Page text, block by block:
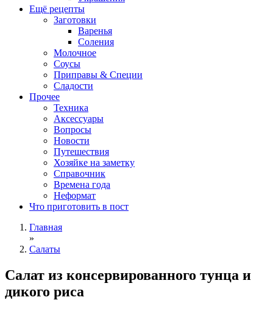
Ещё рецепты
Заготовки
Варенья
Соления
Молочное
Соусы
Приправы & Специи
Сладости
Прочее
Техника
Аксессуары
Вопросы
Новости
Путешествия
Хозяйке на заметку
Справочник
Времена года
Неформат
Что приготовить в пост
Главная
»
Салаты
Салат из консервированного тунца и
дикого риса